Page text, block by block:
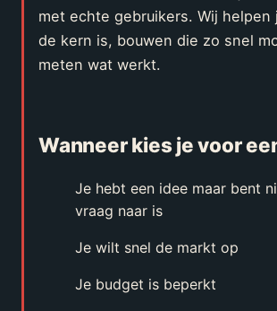
met echte gebruikers. Wij helpen
de kern is, bouwen die zo snel
meten wat werkt.
Wanneer kies je voor
Je hebt een idee maar bent
vraag naar is
Je wilt snel de markt op
Je budget is beperkt